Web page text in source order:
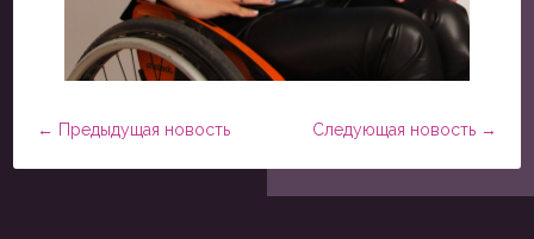
← Предыдущая новость Следующая новость→